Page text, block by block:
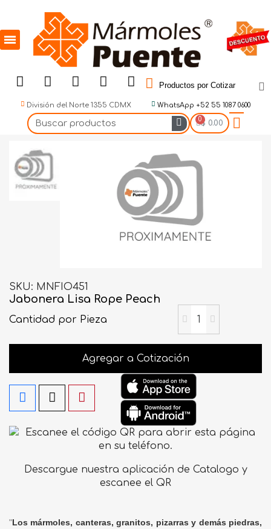
Productos por Cotizar
División del Norte 1355 CDMX WhatsApp +52 55 1087 0600
$ 0.00
SKU MNFIO451
Jabonera Lisa Rope Peach
Cantidad por Pieza
Agregar a Cotización
Descargue nuestra aplicación de Catalogo y
escanee el QR
"Los mármoles, canteras, granitos, pizarras y demás piedras,